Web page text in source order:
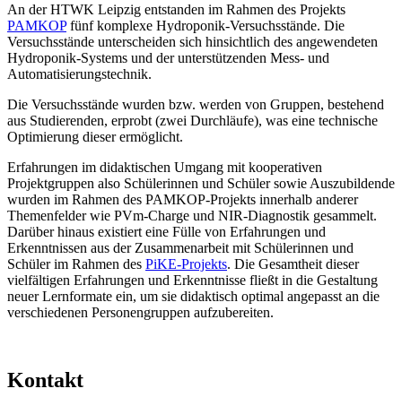
An der HTWK Leipzig entstanden im Rahmen des Projekts
PAMKOPfünf komplexe Hydroponik-Versuchsstände. Die
Versuchsstände unterscheiden sich hinsichtlich des angewendeten
Hydroponik-Systems und der unterstützenden Mess- und
Automatisierungstechnik.
Die Versuchsstände wurden bzw. werden von Gruppen, bestehend
aus Studierenden, erprobt (zwei Durchläufe), was eine technische
Optimierung dieser ermöglicht.
Erfahrungen im didaktischen Umgang mit kooperativen
Projektgruppen also Schülerinnen und Schüler sowie Auszubildende
wurden im Rahmen des PAMKOP-Projekts innerhalb anderer
Themenfelder wie PVm-Charge und NIR-Diagnostik gesammelt.
Darüber hinaus existiert eine Fülle von Erfahrungen und
Erkenntnissen aus der Zusammenarbeit mit Schülerinnen und
Schüler im Rahmen des PiKE-Projekts. Die Gesamtheit dieser
vielfältigen Erfahrungen und Erkenntnisse fließt in die Gestaltung
neuer Lernformate ein, um sie didaktisch optimal angepasst an die
verschiedenen Personengruppen aufzubereiten.
Kontakt